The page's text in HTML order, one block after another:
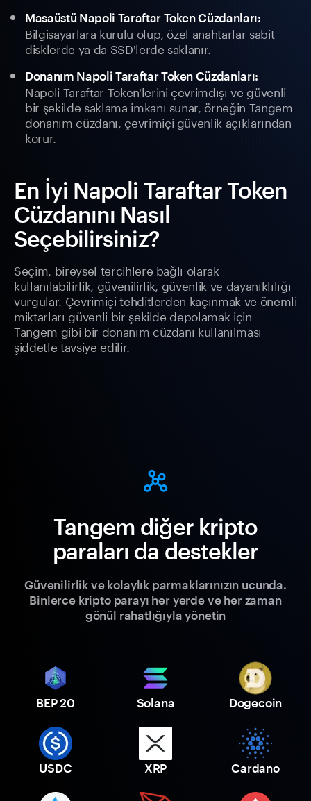
Masaüstü Napoli Taraftar Token Cüzdanları:
Bilgisayarlara kurulu olup, özel anahtarlar sabit
disklerde ya da SSD'lerde saklanır.
Donanım Napoli Taraftar Token Cüzdanları:
Napoli Taraftar Token'lerini çevrimdışı ve güvenli
bir şekilde saklama imkanı sunar, örneğin Tangem
donanım cüzdanı, çevrimiçi güvenlik açıklarından
korur.
En İyi Napoli Taraftar Token
Cüzdanını Nasıl
Seçebilirsiniz?
Seçim, bireysel tercihlere bağlı olarak
kullanılabilirlik, güvenilirlik, güvenlik ve dayanıklılığı
vurgular. Çevrimiçi tehditlerden kaçınmak ve önemli
miktarları güvenli bir şekilde depolamak için
Tangem gibi bir donanım cüzdanı kullanılması
şiddetle tavsiye edilir.
Tangem diğer kripto
paraları da destekler
Güvenilirlik ve kolaylık parmaklarınızın ucunda.
Binlerce kripto parayı her yerde ve her zaman
gönül rahatlığıyla yönetin
BEP 20 Solana Dogecoin
USDC XRP Cardano